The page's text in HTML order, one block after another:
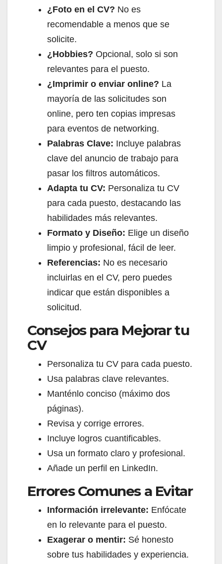
¿Foto en el CV? No es
recomendable a menos que se
solicite.
¿Hobbies? Opcional, solo si son
relevantes para el puesto.
¿Imprimir o enviar online? La
mayoría de las solicitudes son
online, pero ten copias impresas
para eventos de networking.
Palabras Clave: Incluye palabras
clave del anuncio de trabajo para
pasar los filtros automáticos.
Adapta tu CV: Personaliza tu CV
para cada puesto, destacando las
habilidades más relevantes.
Formato y Diseño: Elige un diseño
limpio y profesional, fácil de leer.
Referencias: No es necesario
incluirlas en el CV, pero puedes
indicar que están disponibles a
solicitud.
Consejos para Mejorar tu
CV
Personaliza tu CV para cada puesto.
Usa palabras clave relevantes.
Manténlo conciso (máximo dos
páginas).
Revisa y corrige errores.
Incluye logros cuantificables.
Usa un formato claro y profesional.
Añade un perfil en LinkedIn.
Errores Comunes a Evitar
Información irrelevante: Enfócate
en lo relevante para el puesto.
Exagerar o mentir: Sé honesto
sobre tus habilidades y experiencia.